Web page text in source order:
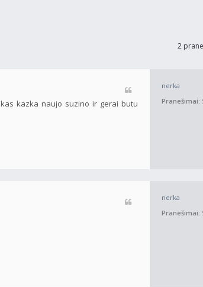
2
nerka
Pranešimai:
kazka naujo suzino ir gerai butu
nerka
Pranešimai: